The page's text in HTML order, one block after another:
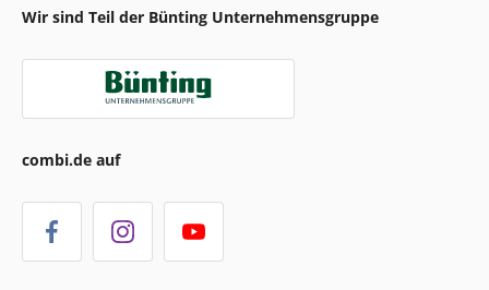
Wir sind Teil der Bünting Unternehmensgruppe
combi.de auf